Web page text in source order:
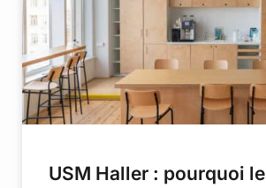
USM Haller : pourquoi le